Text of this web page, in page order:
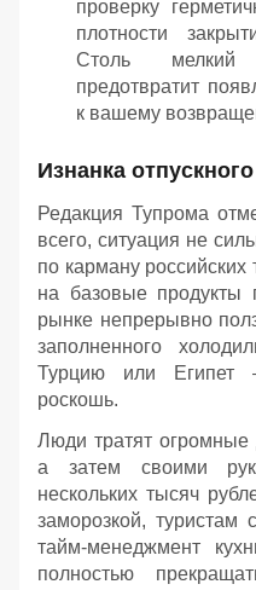
проверку
плотности
Столь мелкий
предотвратит
к вашему
Изнанка
Редакция Тупрома
всего, ситуация не
по карману
на базовые продукты
рынке непрерывно
заполненного
Турцию или Египет
роскошь.
Люди тратят огромные
а затем своими
нескольких тысяч
заморозкой, туристам
тайм-менеджмент
полностью